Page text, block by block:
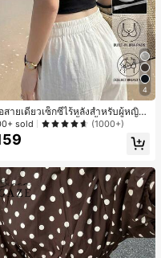
4
สายเดี่ยวเซ็กซี่ไร้หลังสำหรับผู้หญิง
อมบราแบบมีฟองน้ำ, เสื้อกล้ามแขน
, เสื้อลำลองสีดำสำหรับฤดูร้อน
sold (1000+)